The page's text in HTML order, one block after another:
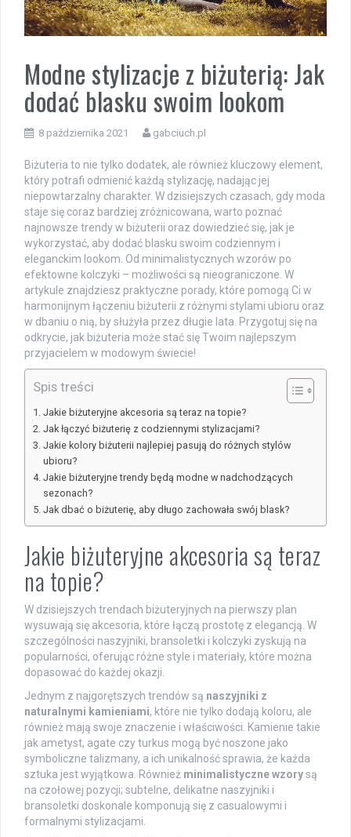
Modne stylizacje z biżuterią: Jak
dodać blasku swoim lookom
8 października 2021 gabciuch.pl
Biżuteria to nie tylko dodatek, ale również kluczowy element,
który potrafi odmienić każdą stylizację, nadając jej
niepowtarzalny charakter. W dzisiejszych czasach, gdy moda
staje się coraz bardziej zróżnicowana, warto poznać
najnowsze trendy w biżuterii oraz dowiedzieć się, jak je
wykorzystać, aby dodać blasku swoim codziennym i
eleganckim lookom. Od minimalistycznych wzorów po
efektowne kolczyki – możliwości są nieograniczone. W
artykule znajdziesz praktyczne porady, które pomogą Ci w
harmonijnym łączeniu biżuterii z różnymi stylami ubioru oraz
w dbaniu o nią, by służyła przez długie lata. Przygotuj się na
odkrycie, jak biżuteria może stać się Twoim najlepszym
przyjacielem w modowym świecie!
Spis treści
Jakie biżuteryjne akcesoria są teraz na topie?
Jak łączyć biżuterię z codziennymi stylizacjami?
Jakie kolory biżuterii najlepiej pasują do różnych stylów
ubioru?
Jakie biżuteryjne trendy będą modne w nadchodzących
sezonach?
Jak dbać o biżuterię, aby długo zachowała swój blask?
Jakie biżuteryjne akcesoria są teraz
na topie?
W dzisiejszych trendach biżuteryjnych na pierwszy plan
wysuwają się akcesoria, które łączą prostotę z elegancją. W
szczególności naszyjniki, bransoletki i kolczyki zyskują na
popularności, oferując różne style i materiały, które można
dopasować do każdej okazji.
Jednym z najgorętszych trendów są naszyjniki z
naturalnymi kamieniami, które nie tylko dodają koloru, ale
również mają swoje znaczenie i właściwości. Kamienie takie
jak ametyst, agate czy turkus mogą być noszone jako
symboliczne talizmany, a ich unikalność sprawia, że każda
sztuka jest wyjątkowa. Również minimalistyczne wzorysą
na czołowej pozycji; subtelne, delikatne naszyjniki i
bransoletki doskonale komponują się z casualowymi i
formalnymi stylizacjami.